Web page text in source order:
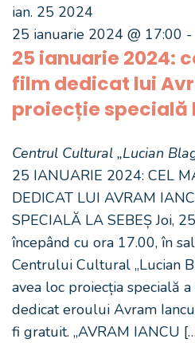
ian. 25 2024
25 ianuarie 2024 @ 17:00 -
25 ianuarie 2024:
film dedicat lui
proiecție specială
Centrul Cultural „Lucian
25 IANUARIE 2024: CEL
DEDICAT LUI AVRAM
SPECIALĂ LA SEBEȘ Joi,
începând cu ora 17.00, în
Centrului Cultural „Lucian
avea loc proiecția specială
dedicat eroului Avram
fi gratuit. „AVRAM IANCU